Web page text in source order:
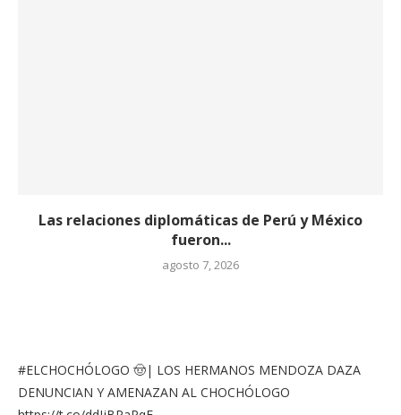
Las relaciones diplomáticas de Perú y México
fueron...
agosto 7, 2026
#ELCHOCHÓLOGO 🤠| LOS HERMANOS MENDOZA DAZA
DENUNCIAN Y AMENAZAN AL CHOCHÓLOGO